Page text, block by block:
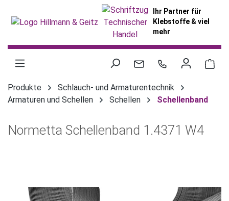
Ihr Partner für
Klebstoffe & viel
mehr
Produkte
Schlauch- und Armaturentechnik
Armaturen und Schellen
Schellen Schellenband
Normetta Schellenband 1.4371 W4